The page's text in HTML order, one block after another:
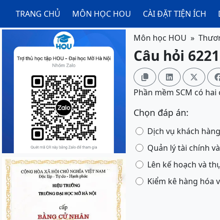
TRANG CHỦ MÔN HỌC HOU CÀI ĐẶT TIỆN ÍCH
Môn học HOU
Câu hỏi
  
Phần mềm SCM có
Chọn đáp án:
Dịch vụ khách
Quản lý tài chính
Lên kế hoạch và
Kiểm kê hàng hóa